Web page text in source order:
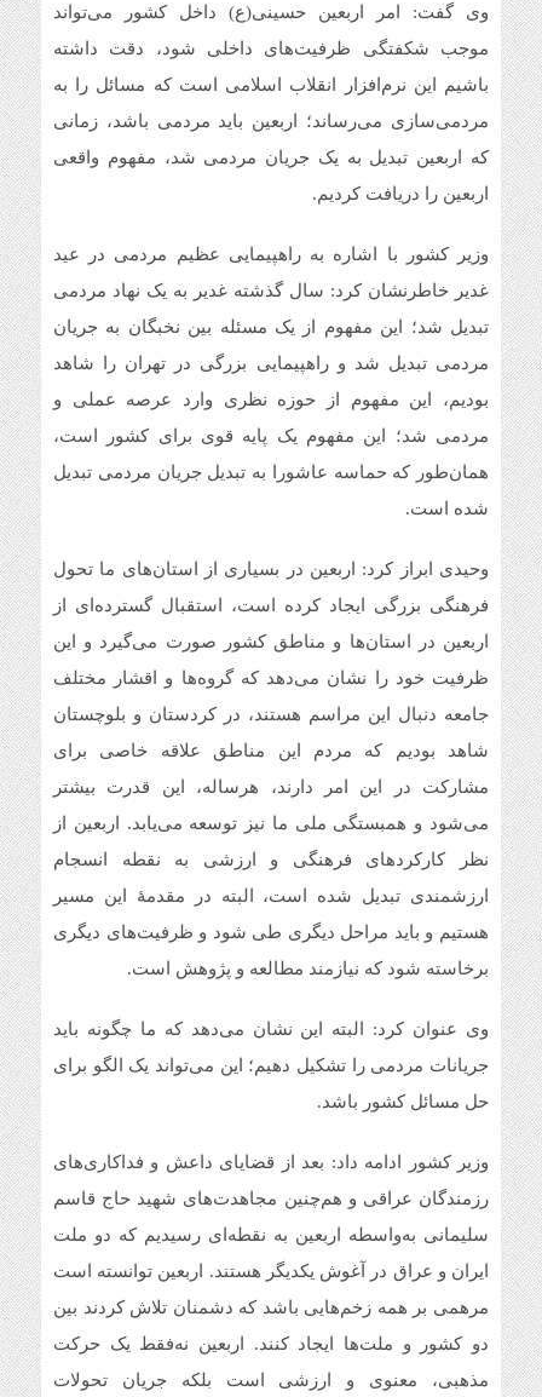
وی گفت: امر اربعین حسینی(ع) داخل کشور می‌تواند
موجب شکفتگی ظرفیت‌های داخلی شود، دقت داشته
باشیم این نرم‌افزار انقلاب اسلامی است که مسائل را به
مردمی‌سازی می‌رساند؛ اربعین باید مردمی باشد‌، زمانی
که اربعین تبدیل به یک جریان مردمی شد، مفهوم واقعی
اربعین را دریافت کردیم.
وزیر کشور با اشاره به راهپیمایی عظیم مردمی در عید
غدیر خاطرنشان کرد: سال گذشته غدیر به یک نهاد مردمی
تبدیل شد؛ این مفهوم از یک مسئله بین نخبگان به جریان
مردمی تبدیل شد و راهپیمایی بزرگی در تهران را شاهد
بودیم، این مفهوم از حوزه نظری وارد عرصه عملی و
مردمی شد؛ این مفهوم یک پایه قوی برای کشور است،
همان‌طور که حماسه عاشورا به تبدیل جریان مردمی تبدیل
شده است.
وحیدی ابراز کرد: اربعین در بسیاری از استان‌های ما تحول
فرهنگی بزرگی ایجاد کرده است، استقبال گسترده‌ای از
اربعین در استان‌ها و مناطق کشور صورت می‌گیرد و این
ظرفیت خود را نشان می‌دهد که گروه‌ها و اقشار مختلف
جامعه دنبال این مراسم هستند، در کردستان و بلوچستان
شاهد بودیم که مردم این مناطق علاقه خاصی برای
مشارکت در این امر دارند، هرساله، این قدرت بیشتر
می‌شود و همبستگی ملی ما نیز توسعه می‌یابد. اربعین از
نظر کارکردهای فرهنگی و ارزشی به نقطه انسجام
ارزشمندی تبدیل شده است، البته در مقدمۀ این مسیر
هستیم و باید مراحل دیگری طی شود و ظرفیت‌های دیگری
برخاسته شود که نیازمند مطالعه و پژوهش است.
وی عنوان کرد: البته این نشان می‌دهد که ما چگونه باید
جریانات مردمی را تشکیل دهیم؛ این می‌تواند یک الگو برای
حل مسائل کشور باشد.
وزیر کشور ادامه داد: بعد از قضایای داعش و فداکاری‌های
رزمندگان عراقی و هم‌چنین مجاهدت‌های شهید حاج قاسم
سلیمانی به‌واسطه اربعین به نقطه‌ای رسیدیم که دو ملت
ایران و عراق در آغوش یکدیگر هستند. اربعین توانسته است
مرهمی بر همه زخم‌هایی باشد که دشمنان تلاش کردند بین
دو کشور و ملت‌ها ایجاد کنند. اربعین نه‌فقط یک حرکت
مذهبی، معنوی و ارزشی است بلکه جریان تحولات